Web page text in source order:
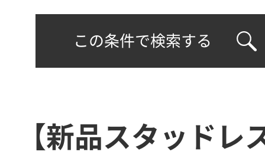
この条件で検索する
【新品スタッドレ